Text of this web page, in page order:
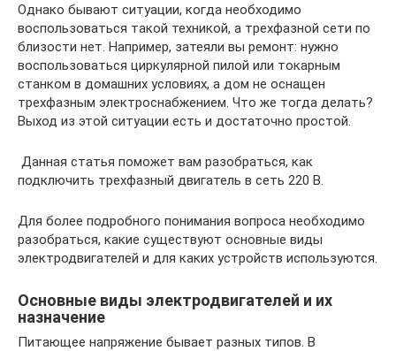
Однако бывают ситуации, когда необходимо
воспользоваться такой техникой, а трехфазной сети по
близости нет. Например, затеяли вы ремонт: нужно
воспользоваться циркулярной пилой или токарным
станком в домашних условиях, а дом не оснащен
трехфазным электроснабжением. Что же тогда делать?
Выход из этой ситуации есть и достаточно простой.
Данная статья поможет вам разобраться, как
подключить трехфазный двигатель в сеть 220 В.
Для более подробного понимания вопроса необходимо
разобраться, какие существуют основные виды
электродвигателей и для каких устройств используются.
Основные виды электродвигателей и их
назначение
Питающее напряжение бывает разных типов. В